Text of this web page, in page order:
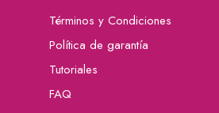
Términos y Condiciones
Política de garantía
Tutoriales
FAQ